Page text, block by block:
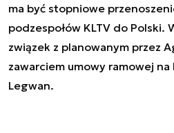
ma być stopniowe
podzespołów KLTV do Polski.
związek z planowanym przez
zawarciem umowy ramowej
Legwan.